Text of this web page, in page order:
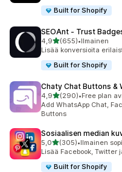
Built for Shopify
SEOAnt ‑ Trust
4,9/ 5 tähteä
(655)
655 arvostelua yhteensä
•Ilmainen
Lisää konversioita
Built for Shopify
Chaty Chat Buttons &
4,9/ 5 tähteä
(290)
290 arvostelua
•Free plan
Add WhatsApp Chat,
Buttons
Sosiaalisen median
5,0/ 5 tähteä
(305)
305 arvostelua yhteensä
•Ilmainen
Lisää Facebook,
Built for Shopify